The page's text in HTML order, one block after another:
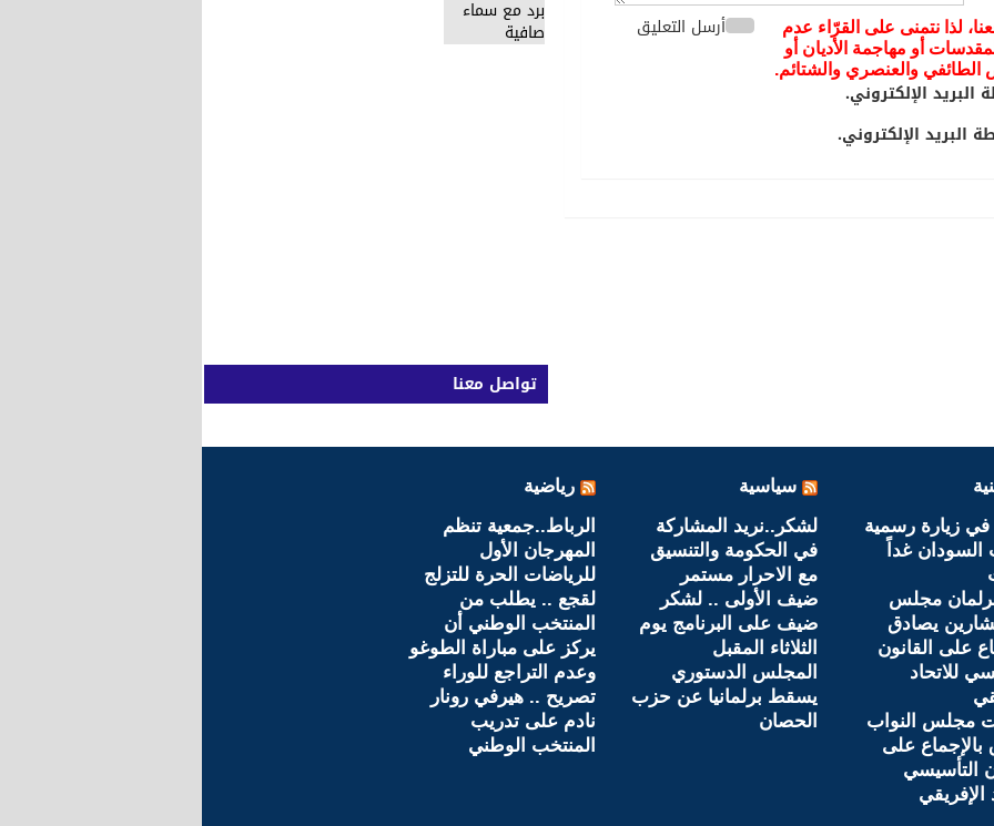
لذا نتمنى على القرّاء عدم
أو مهاجمة الأديان أو
الطائفي والعنصري والشتائم.
أرسل التعليق
البريد الإلكتروني.
البريد الإلكتروني.
تواصل معنا
في زيارة رسمية
السودان غداً
مجلس
يصادق
على القانون
للاتحاد
مجلس النواب
بالإجماع على
التأسيسي
الإفريقي
سياسية
لشكر..نريد المشاركة
في الحكومة والتنسيق
مع الاحرار مستمر
ضيف الأولى .. لشكر
ضيف على البرنامج يوم
الثلاثاء المقبل
المجلس الدستوري
يسقط برلمانيا عن حزب
الحصان
رياضية
الرباط..جمعية تنظم
المهرجان الأول
للرياضات الحرة للتزلج
لقجع .. يطلب من
المنتخب الوطني أن
يركز على مباراة الطوغو
وعدم التراجع للوراء
تصريح .. هيرفي رونار
نادم على تدريب
المنتخب الوطني